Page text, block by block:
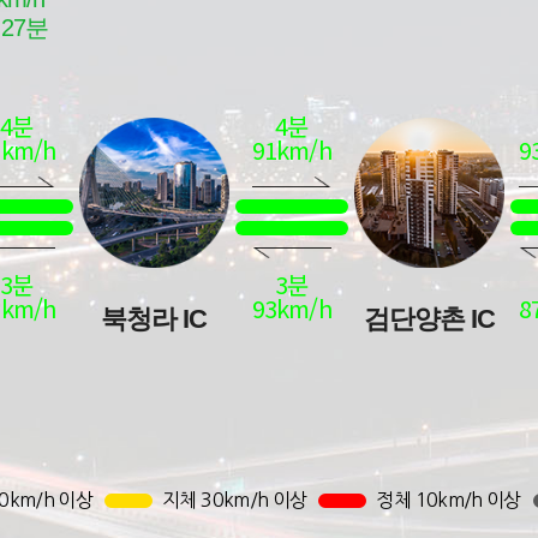
h 이상 지체 30km/h 이상 정체 10km/h 이상